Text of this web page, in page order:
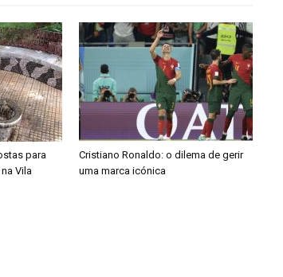
para
Vila
Cristiano Ronaldo: o dilema de gerir
uma marca icónica